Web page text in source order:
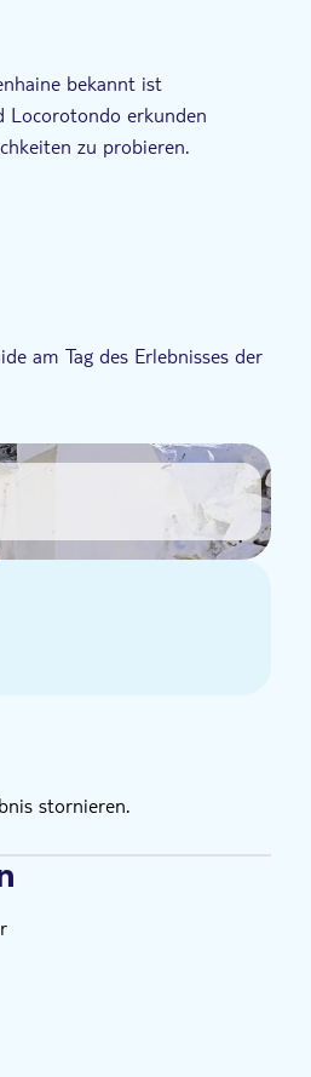
Erlebnissen, die den
bekannt ist
Locorotondo erkunden
zu probieren.
am Tag des Erlebnisses der
Teilnahme verweigert
erforderlich und muss dem
stornieren.